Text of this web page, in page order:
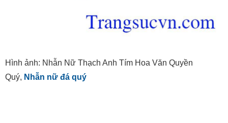
Hình ảnh: Nhẫn Nữ Thạch Anh Tím Hoa Văn Quyền
Quý, Nhẫn nữ đá quý